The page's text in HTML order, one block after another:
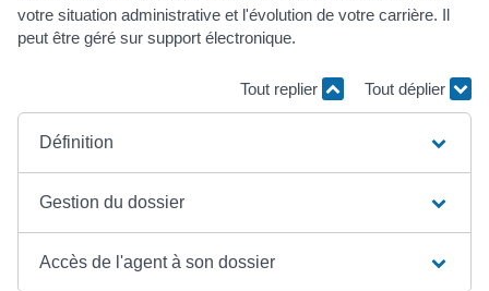
votre situation administrative et l'évolution de votre carrière. Il
peut être géré sur support électronique.
Tout replier Tout déplier
Définition
Gestion du dossier
Accès de l'agent à son dossier